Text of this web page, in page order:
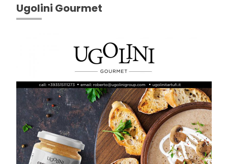
Ugolini Gourmet